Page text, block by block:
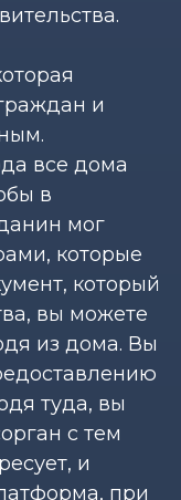
и
все дома
в
мог
которые
который
вы можете
из дома. Вы
туда, вы
с тем
и
при